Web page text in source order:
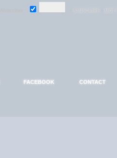
FACEBOOK CONTACT